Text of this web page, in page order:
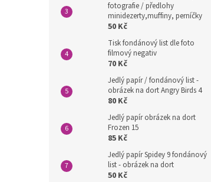
fotografie / předlohy
minidezerty,muffiny, perníčky
50 Kč
Tisk fondánový list dle foto
filmový negativ
70 Kč
Jedlý papír / fondánový list -
obrázek na dort Angry Birds 4
80 Kč
Jedlý papír obrázek na dort
Frozen 15
85 Kč
Jedlý papír Spidey 9 fondánový
list - obrázek na dort
50 Kč